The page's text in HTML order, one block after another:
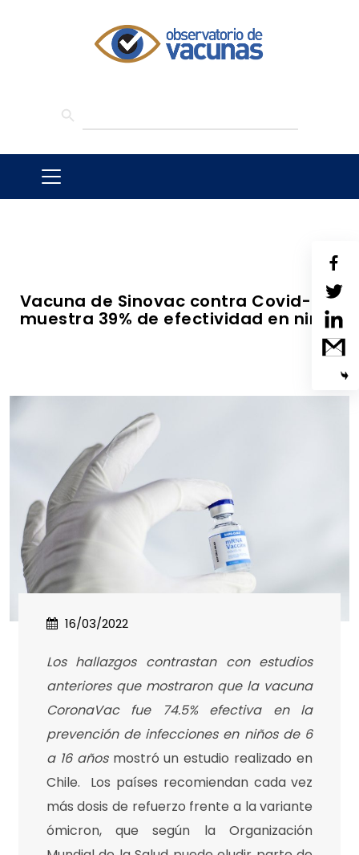
Vacuna de Sinovac contra Covid-19
muestra 39% de efectividad en niños.
16/03/2022
Los hallazgos contrastan con estudios
anteriores que mostraron que la vacuna
CoronaVac fue 74.5% efectiva en la
prevención de infecciones en niños de 6
a 16 años mostró un estudio realizado en
Chile. Los países recomiendan cada vez
más dosis de refuerzo frente a la variante
ómicron, que según la Organización